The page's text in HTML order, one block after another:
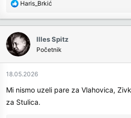
R
c
t
i
o
n
:
Haris_Brkić
Illes Spitz
Početnik
18.05.2026
Mi nismo uzeli pare za Vlahovica,
za Stulica.